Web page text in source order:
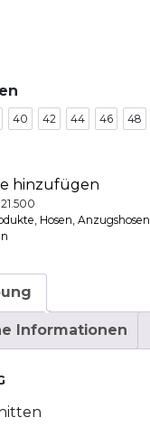
40 42 44 46 48
hinzufügen
, Hosen, Anzugshosen
Informationen